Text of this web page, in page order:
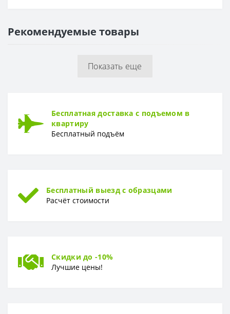
РАППОРТ
Тип Горячее тиснение
Рекомендуемые товары
Показать еще
Бесплатная доставка с подъемом в
квартиру
Бесплатный подъём
Бесплатный выезд с образцами
Расчёт стоимости
Скидки до -10%
Лучшие цены!